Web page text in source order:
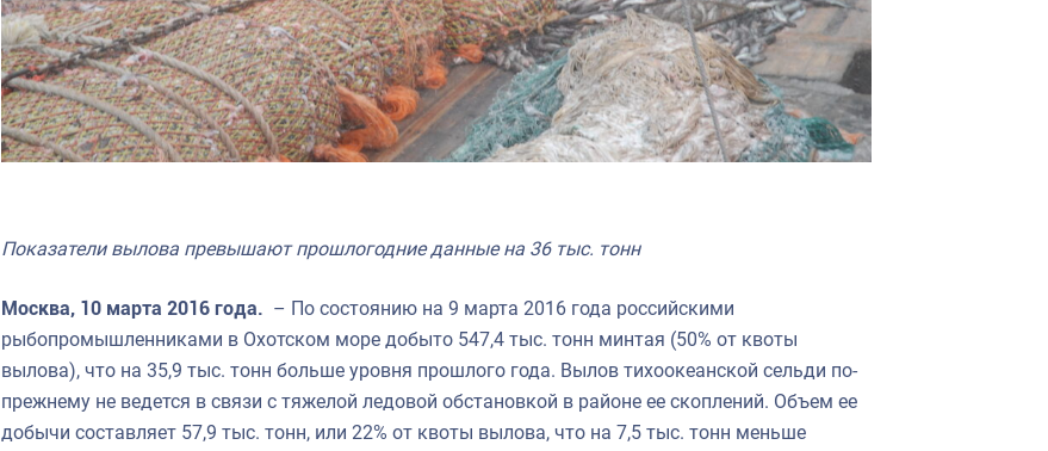
Показатели вылова превышают прошлогодние данные на 36 тыс. тонн
Москва, 10 марта 2016 года. – По состоянию на 9 марта 2016 года российскими
рыбопромышленниками в Охотском море добыто 547,4 тыс. тонн минтая (50% от квоты
вылова), что на 35,9 тыс. тонн больше уровня прошлого года. Вылов тихоокеанской сельди по-
прежнему не ведется в связи с тяжелой ледовой обстановкой в районе ее скоплений. Объем ее
добычи составляет 57,9 тыс. тонн, или 22% от квоты вылова, что на 7,5 тыс. тонн меньше